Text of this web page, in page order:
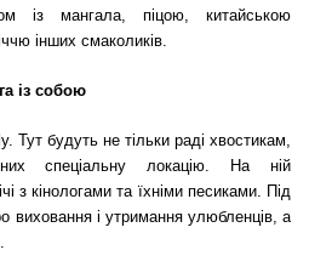
із мангала, піцою, китайською
інших смаколиків.
із собою
будуть не тільки раді хвостикам,
спеціальну локацію. На ній
з кінологами таїхніми песиками. Під
виховання і утримання улюбленців, а